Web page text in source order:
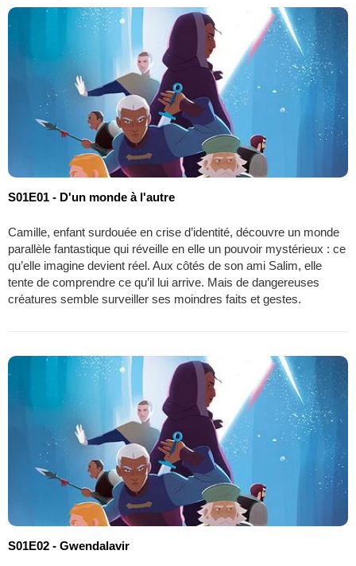
S01E01 - D'un monde à l'autre
Camille, enfant surdouée en crise d’identité, découvre un monde
parallèle fantastique qui réveille en elle un pouvoir mystérieux : ce
qu’elle imagine devient réel. Aux côtés de son ami Salim, elle
tente de comprendre ce qu’il lui arrive. Mais de dangereuses
créatures semble surveiller ses moindres faits et gestes.
S01E02 - Gwendalavir